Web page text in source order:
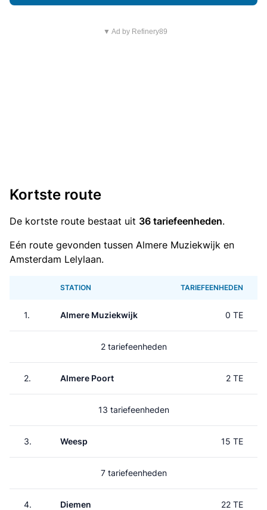
▼ Ad by Refinery89
Kortste route
De kortste route bestaat uit 36 tariefeenheden.
Eén route gevonden tussen Almere Muziekwijk en
Amsterdam Lelylaan.
STATION TARIEFEENHEDEN
1. Almere Muziekwijk 0 TE
2 tariefeenheden
2. Almere Poort 2 TE
13 tariefeenheden
3. Weesp 15 TE
7 tariefeenheden
4. Diemen 22 TE